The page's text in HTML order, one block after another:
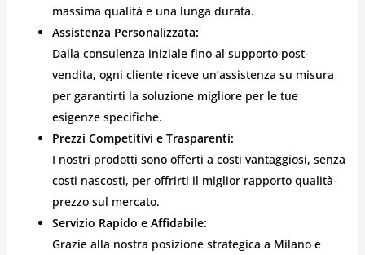
massima qualità e una lunga durata.
Assistenza Personalizzata:
Dalla consulenza iniziale fino al supporto post-
vendita, ogni cliente riceve un’assistenza su misura
per garantirti la soluzione migliore per le tue
esigenze specifiche.
Prezzi Competitivi e Trasparenti:
I nostri prodotti sono offerti a costi vantaggiosi, senza
costi nascosti, per offrirti il miglior rapporto qualità-
prezzo sul mercato.
Servizio Rapido e Affidabile:
Grazie alla nostra posizione strategica a Milano e